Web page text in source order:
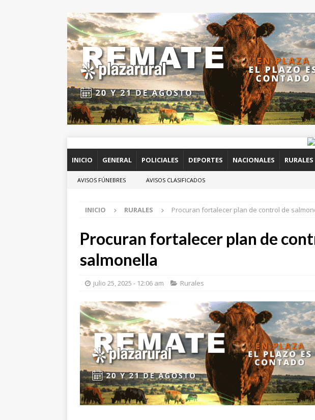
INICIO GENERAL POLICIALES DEPORTES NACIONALES RURALES
AVISOS FÚNEBRES AVISOS CLASIFICADOS
INICIO RURALES Procuran fortalecer plan de control de
Procuran fortalecer plan de
salmonella
julio 25, 2025 - 12:06 am Rurales